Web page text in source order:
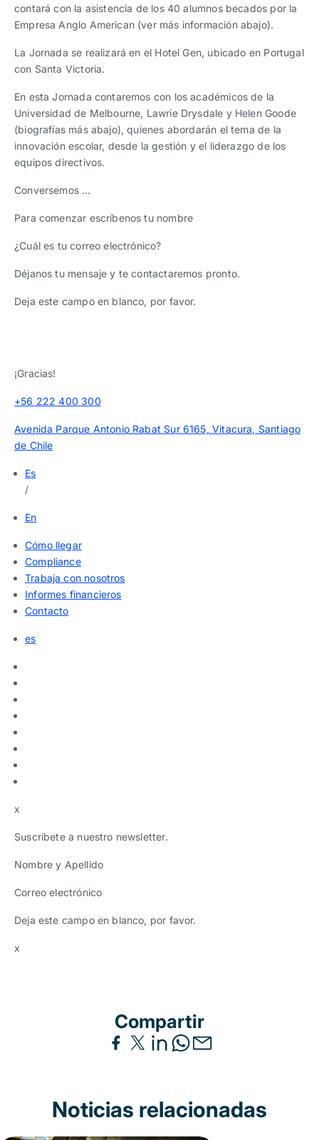
contará con la asistencia de los 40 alumnos becados por la
Empresa Anglo American (ver más información abajo).
La Jornada se realizará en el Hotel Gen, ubicado en Portugal
con Santa Victoria.
En esta Jornada contaremos con los académicos de la
Universidad de Melbourne, Lawrie Drysdale y Helen Goode
(biografías más abajo), quienes abordarán el tema de la
innovación escolar, desde la gestión y el liderazgo de los
equipos directivos.
Conversemos …
Para comenzar escríbenos tu nombre
¿Cuál es tu correo electrónico?
Déjanos tu mensaje y te contactaremos pronto.
Deja este campo en blanco, por favor.
¡Gracias!
+56 222 400 300
Avenida Parque Antonio Rabat Sur 6165, Vitacura, Santiago
de Chile
Es
/
En
Cómo llegar
Compliance
Trabaja con nosotros
Informes financieros
Contacto
es
x
Suscríbete a nuestro newsletter.
Nombre y Apellido
Correo electrónico
Deja este campo en blanco, por favor.
x
Compartir
Noticias relacionadas